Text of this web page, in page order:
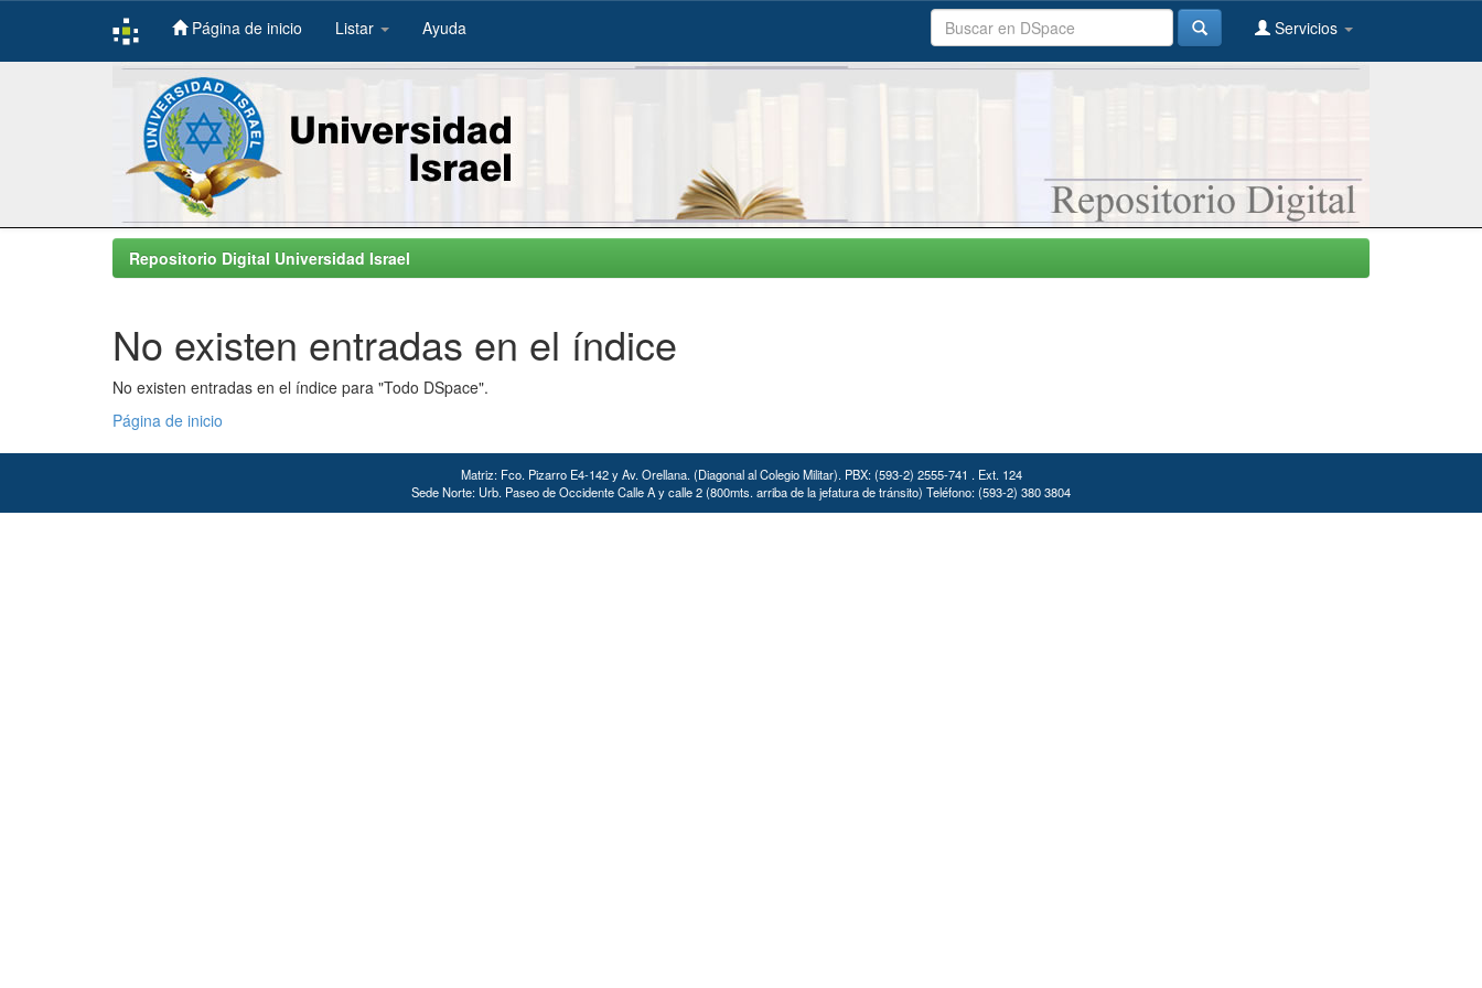
Skip
Página de inicio Listar Ayuda Servicios
Repositorio Digital Universidad Israel
No existen entradas en el índice
No existen entradas en el índice para "Todo DSpace".
Página de inicio
Matriz: Fco. Pizarro E4-142 y Av. Orellana. (Diagonal al Colegio Militar). PBX: (593-2) 2555-741 . Ext. 124
Sede Norte: Urb. Paseo de Occidente Calle A y calle 2 (800mts. arriba de la jefatura de tránsito) Teléfono: (593-2) 380 3804